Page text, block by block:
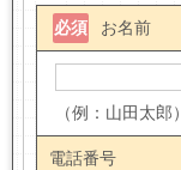
お名前
必須
（例：山田太郎）
電話番号